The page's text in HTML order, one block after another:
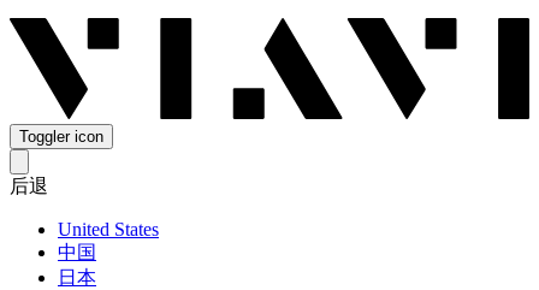
Toggler icon
后退
United States
中国
日本